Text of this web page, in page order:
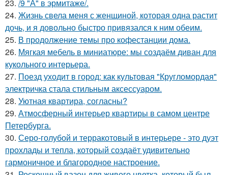
23. /9 "А" в эрмитаже/.
24. Жизнь свела меня с женщиной, которая одна растит
дочь, и я довольно быстро привязался к ним обеим.
25. В продолжение темы про кофестанции дома.
26. Мягкая мебель в миниатюре: мы создаём диван для
кукольного интерьера.
27. Поезд уходит в город: как культовая "Кругломордая"
электричка стала стильным аксессуаром.
28. Уютная квартира, согласны?
29. Атмосферный интерьер квартиры в самом центре
Петербурга.
30. Серо-голубой и терракотовый в интерьере - это дуэт
прохлады и тепла, который создаёт удивительно
гармоничное и благородное настроение.